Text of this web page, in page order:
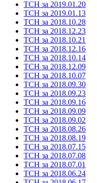
ТСН за 2019.01.20
ТСН за 2019.01.13
ТСН за 2018.10.28
ТСН за 2018.12.23
ТСН за 2018.10.21
ТСН за 2018.12.16
ТСН за 2018.10.14
ТСН за 2018.12.09
ТСН за 2018.10.07
ТСН за 2018.09.30
ТСН за 2018.09.23
ТСН за 2018.09.16
ТСН за 2018.09.09
ТСН за 2018.09.02
ТСН за 2018.08.26
ТСН за 2018.08.19
ТСН за 2018.07.15
ТСН за 2018.07.08
ТСН за 2018.07.01
ТСН за 2018.06.24